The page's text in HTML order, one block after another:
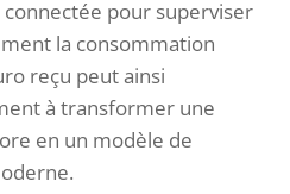
pour superviser
la consommation
reçu peut ainsi
à transformer une
en un modèle de